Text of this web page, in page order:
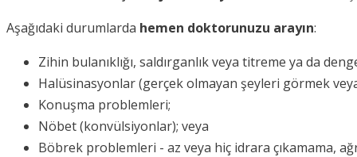
Aşağıdaki durumlarda hemen doktorunuzu arayın:
Zihin bulanıklığı, saldırganlık veya titreme ya da
Halüsinasyonlar (gerçek olmayan şeyleri görmek
Konuşma problemleri;
Nöbet (konvülsiyonlar); veya
Böbrek problemleri - az veya hiç idrara çıkamama,